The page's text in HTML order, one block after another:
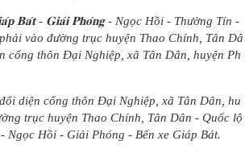
𝐁𝐚́𝐭 - 𝐆𝐢𝐚̉𝐢 𝐏𝐡𝐨́𝐧𝐠 - Ngọc Hồi - Thường Tín -
vào đường trục huyện Thao Chính, Tân Dâ
cổng thôn Đại Nghiệp, xã Tân Dân, huyện Ph
diện cổng thôn Đại Nghiệp, xã Tân Dân, hu
trục huyện Thao Chính, Tân Dân - Quốc lộ
Ngọc Hồi - Giải Phóng - Bến xe Giáp Bát.